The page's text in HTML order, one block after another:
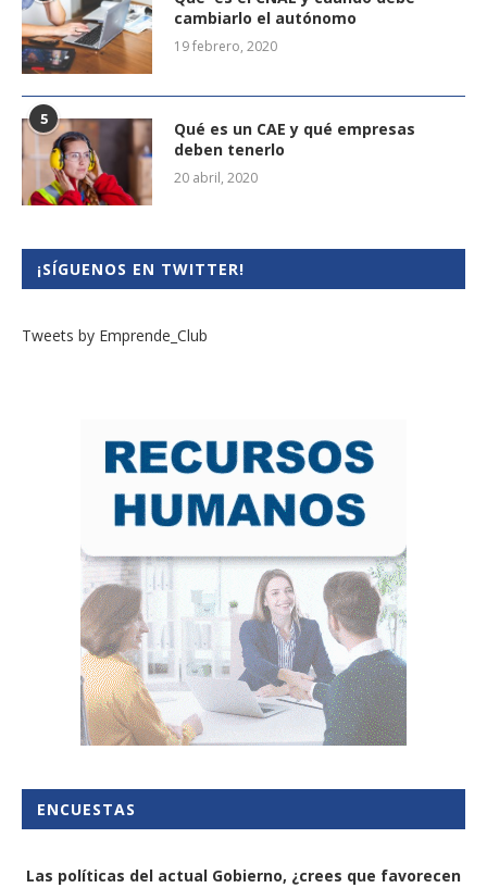
cambiarlo el autónomo
19 febrero, 2020
5
Qué es un CAE y qué empresas
deben tenerlo
20 abril, 2020
¡SÍGUENOS EN TWITTER!
Tweets by Emprende_Club
ENCUESTAS
Las políticas del actual Gobierno, ¿crees que favorecen